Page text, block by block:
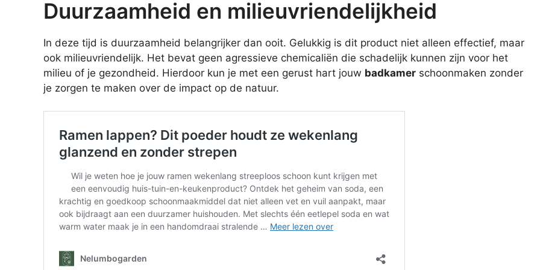
Duurzaamheid en milieuvriendelijkheid
In deze tijd is duurzaamheid belangrijker dan ooit. Gelukkig is dit product niet alleen effectief, maar
ook milieuvriendelijk. Het bevat geen agressieve chemicaliën die schadelijk kunnen zijn voor het
milieu of je gezondheid. Hierdoor kun je met een gerust hart jouw badkamer schoonmaken zonder
je zorgen te maken over de impact op de natuur.